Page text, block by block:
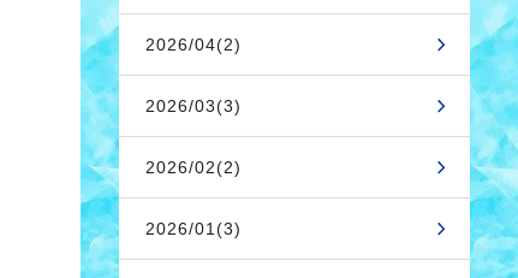
2026/04(2)
2026/03(3)
2026/02(2)
2026/01(3)